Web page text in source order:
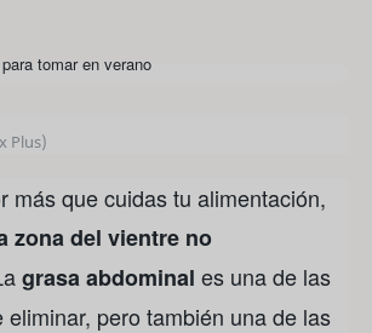
Plus)
más que cuidas tu alimentación,
zona del vientre no
grasa abdominal es una de las
eliminar, pero también una de las